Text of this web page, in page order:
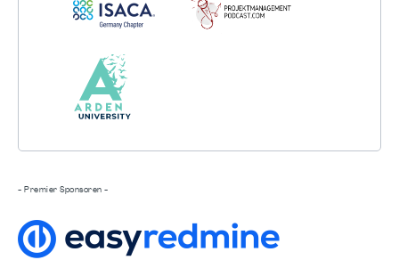
- Premier Sponsoren -